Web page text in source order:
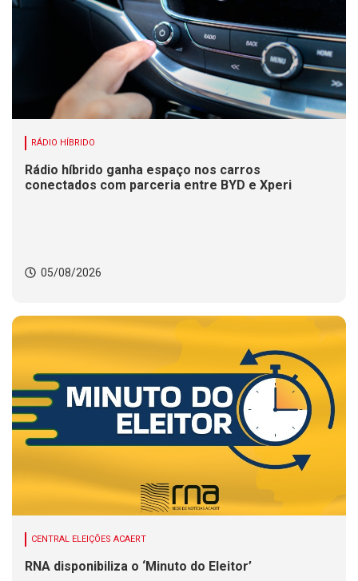
RÁDIO HÍBRIDO
Rádio híbrido ganha espaço nos carros
conectados com parceria entre BYD e Xperi
05/08/2026
CENTRAL ELEIÇÕES ACAERT
RNA disponibiliza o ‘Minuto do Eleitor’